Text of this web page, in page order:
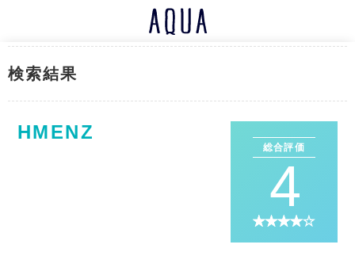
検索結果
HMENZ
総合評価
4